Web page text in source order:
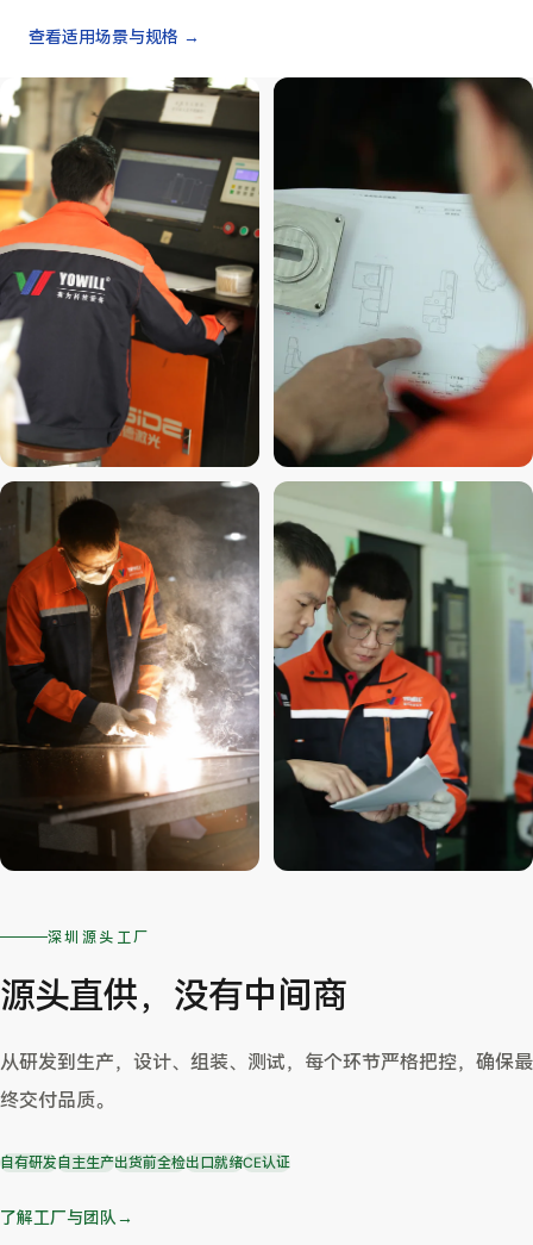
查看适用场景与规格 →
深圳源头工厂
源头直供，没有中间商
从研发到生产，设计、组装、测试，每个环节严格把控，确保最
终交付品质。
自有研发自主生产出货前全检出口就绪CE认证
了解工厂与团队→